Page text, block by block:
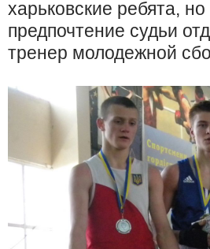
харьковские ребята,
предпочтение судьи
тренер молодежной